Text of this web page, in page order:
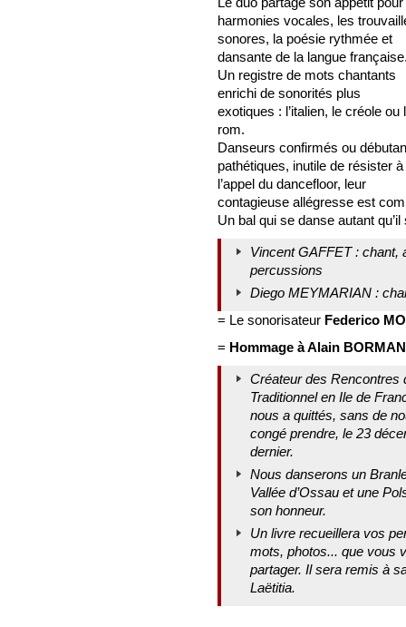
harmonies vocales, les
sonores, la poésie rythmée et
dansante de la langue
Un registre de mots chantants
enrichi de sonorités plus
exotiques : l’italien, le créole ou
rom.
Danseurs confirmés ou
pathétiques, inutile de résister à
l’appel du dancefloor, leur
contagieuse allégresse est
Un bal qui se danse autant
Vincent GAFFET : chant,
percussions
Diego MEYMARIAN :
= Le sonorisateur Federico
= Hommage à Alain
Créateur des Rencontres
Traditionnel en Ile de
nous a quittés, sans de
congé prendre, le 23
dernier.
Nous danserons un
Vallée d’Ossau et une
son honneur.
Un livre recueillera vos
mots, photos... que vous
partager. Il sera remis à
Laëtitia.